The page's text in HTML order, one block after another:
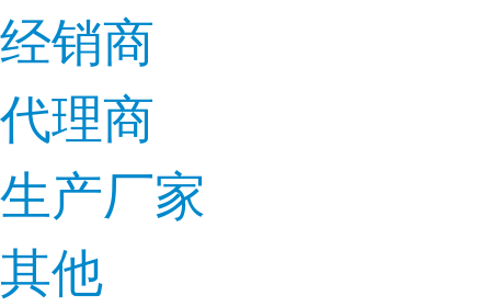
经销商
代理商
生产厂家
其他